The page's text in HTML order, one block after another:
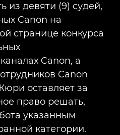
из девяти (9) судей,
Canon на
странице конкурса
Canon, а
Canon
оставляет за
право решать,
указанным
категории.